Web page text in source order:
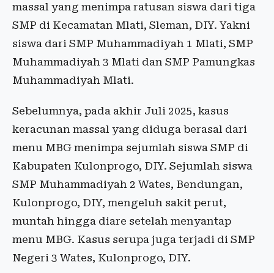
massal yang menimpa ratusan siswa dari tiga
SMP di Kecamatan Mlati, Sleman, DIY. Yakni
siswa dari SMP Muhammadiyah 1 Mlati, SMP
Muhammadiyah 3 Mlati dan SMP Pamungkas
Muhammadiyah Mlati.
Sebelumnya, pada akhir Juli 2025, kasus
keracunan massal yang diduga berasal dari
menu MBG menimpa sejumlah siswa SMP di
Kabupaten Kulonprogo, DIY. Sejumlah siswa
SMP Muhammadiyah 2 Wates, Bendungan,
Kulonprogo, DIY, mengeluh sakit perut,
muntah hingga diare setelah menyantap
menu MBG. Kasus serupa juga terjadi di SMP
Negeri 3 Wates, Kulonprogo, DIY.